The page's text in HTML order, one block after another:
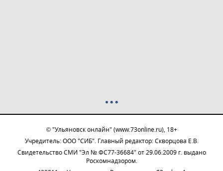
© "Ульяновск онлайн" (www.73online.ru), 18+
Учредитель: ООО "СИБ". Главный редактор: Скворцова Е.В.
Свидетельство СМИ "Эл № ФС77-36684" от 29.06.2009 г. выдано
Роскомнадзором.